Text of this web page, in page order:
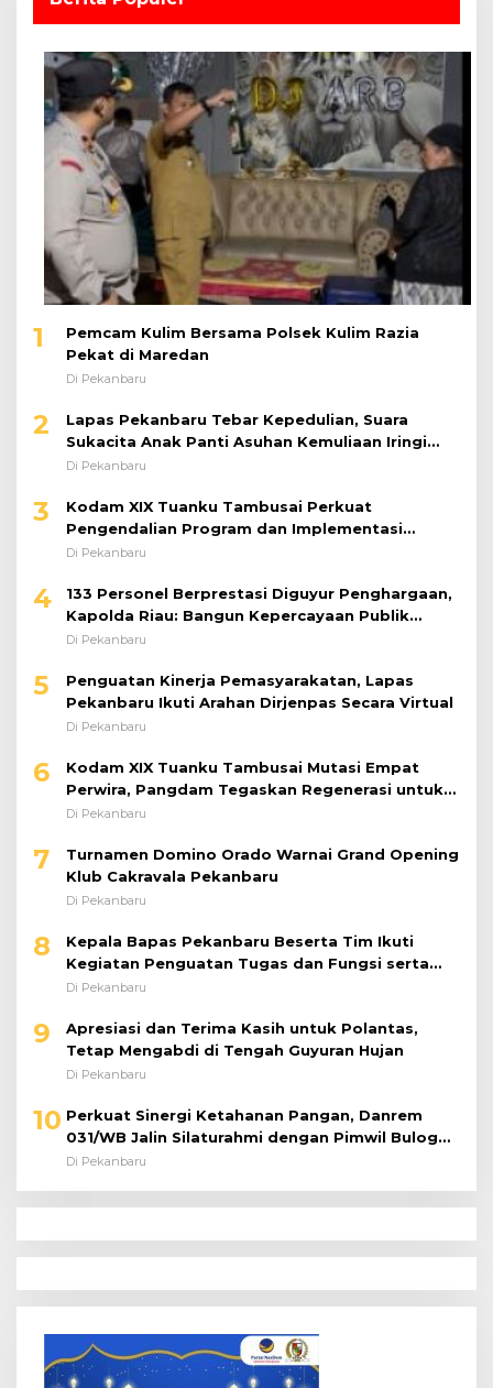
1
Pemcam Kulim Bersama Polsek Kulim Razia
Pekat di Maredan
Di Pekanbaru
2
Lapas Pekanbaru Tebar Kepedulian, Suara
Sukacita Anak Panti Asuhan Kemuliaan Iringi
Bantuan Sosial
Di Pekanbaru
3
Kodam XIX Tuanku Tambusai Perkuat
Pengendalian Program dan Implementasi
Doktrin TNI AD
Di Pekanbaru
4
133 Personel Berprestasi Diguyur Penghargaan,
Kapolda Riau: Bangun Kepercayaan Publik
dengan Karya Nyata
Di Pekanbaru
5
Penguatan Kinerja Pemasyarakatan, Lapas
Pekanbaru Ikuti Arahan Dirjenpas Secara Virtual
Di Pekanbaru
6
Kodam XIX Tuanku Tambusai Mutasi Empat
Perwira, Pangdam Tegaskan Regenerasi untuk
Perkuat Kinerja Satuan
Di Pekanbaru
7
Turnamen Domino Orado Warnai Grand Opening
Klub Cakravala Pekanbaru
Di Pekanbaru
8
Kepala Bapas Pekanbaru Beserta Tim Ikuti
Kegiatan Penguatan Tugas dan Fungsi serta
Paparan Penempatan WBP ke Lapas Terbuka
Di Pekanbaru
9
Apresiasi dan Terima Kasih untuk Polantas,
Tetap Mengabdi di Tengah Guyuran Hujan
Di Pekanbaru
10 Perkuat Sinergi Ketahanan Pangan, Danrem
031/WB Jalin Silaturahmi dengan Pimwil Bulog
Riau dan Kepri
Di Pekanbaru